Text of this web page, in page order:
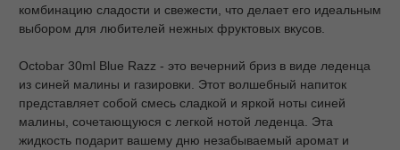
комбинацию сладости и свежести, что делает его идеальным
выбором для любителей нежных фруктовых вкусов.
Octobar 30ml Blue Razz - это вечерний бриз в виде леденца
из синей малины и газировки. Этот волшебный напиток
представляет собой смесь сладкой и яркой ноты синей
малины, сочетающуюся с легкой нотой леденца. Эта
жидкость подарит вашему дню незабываемый аромат и